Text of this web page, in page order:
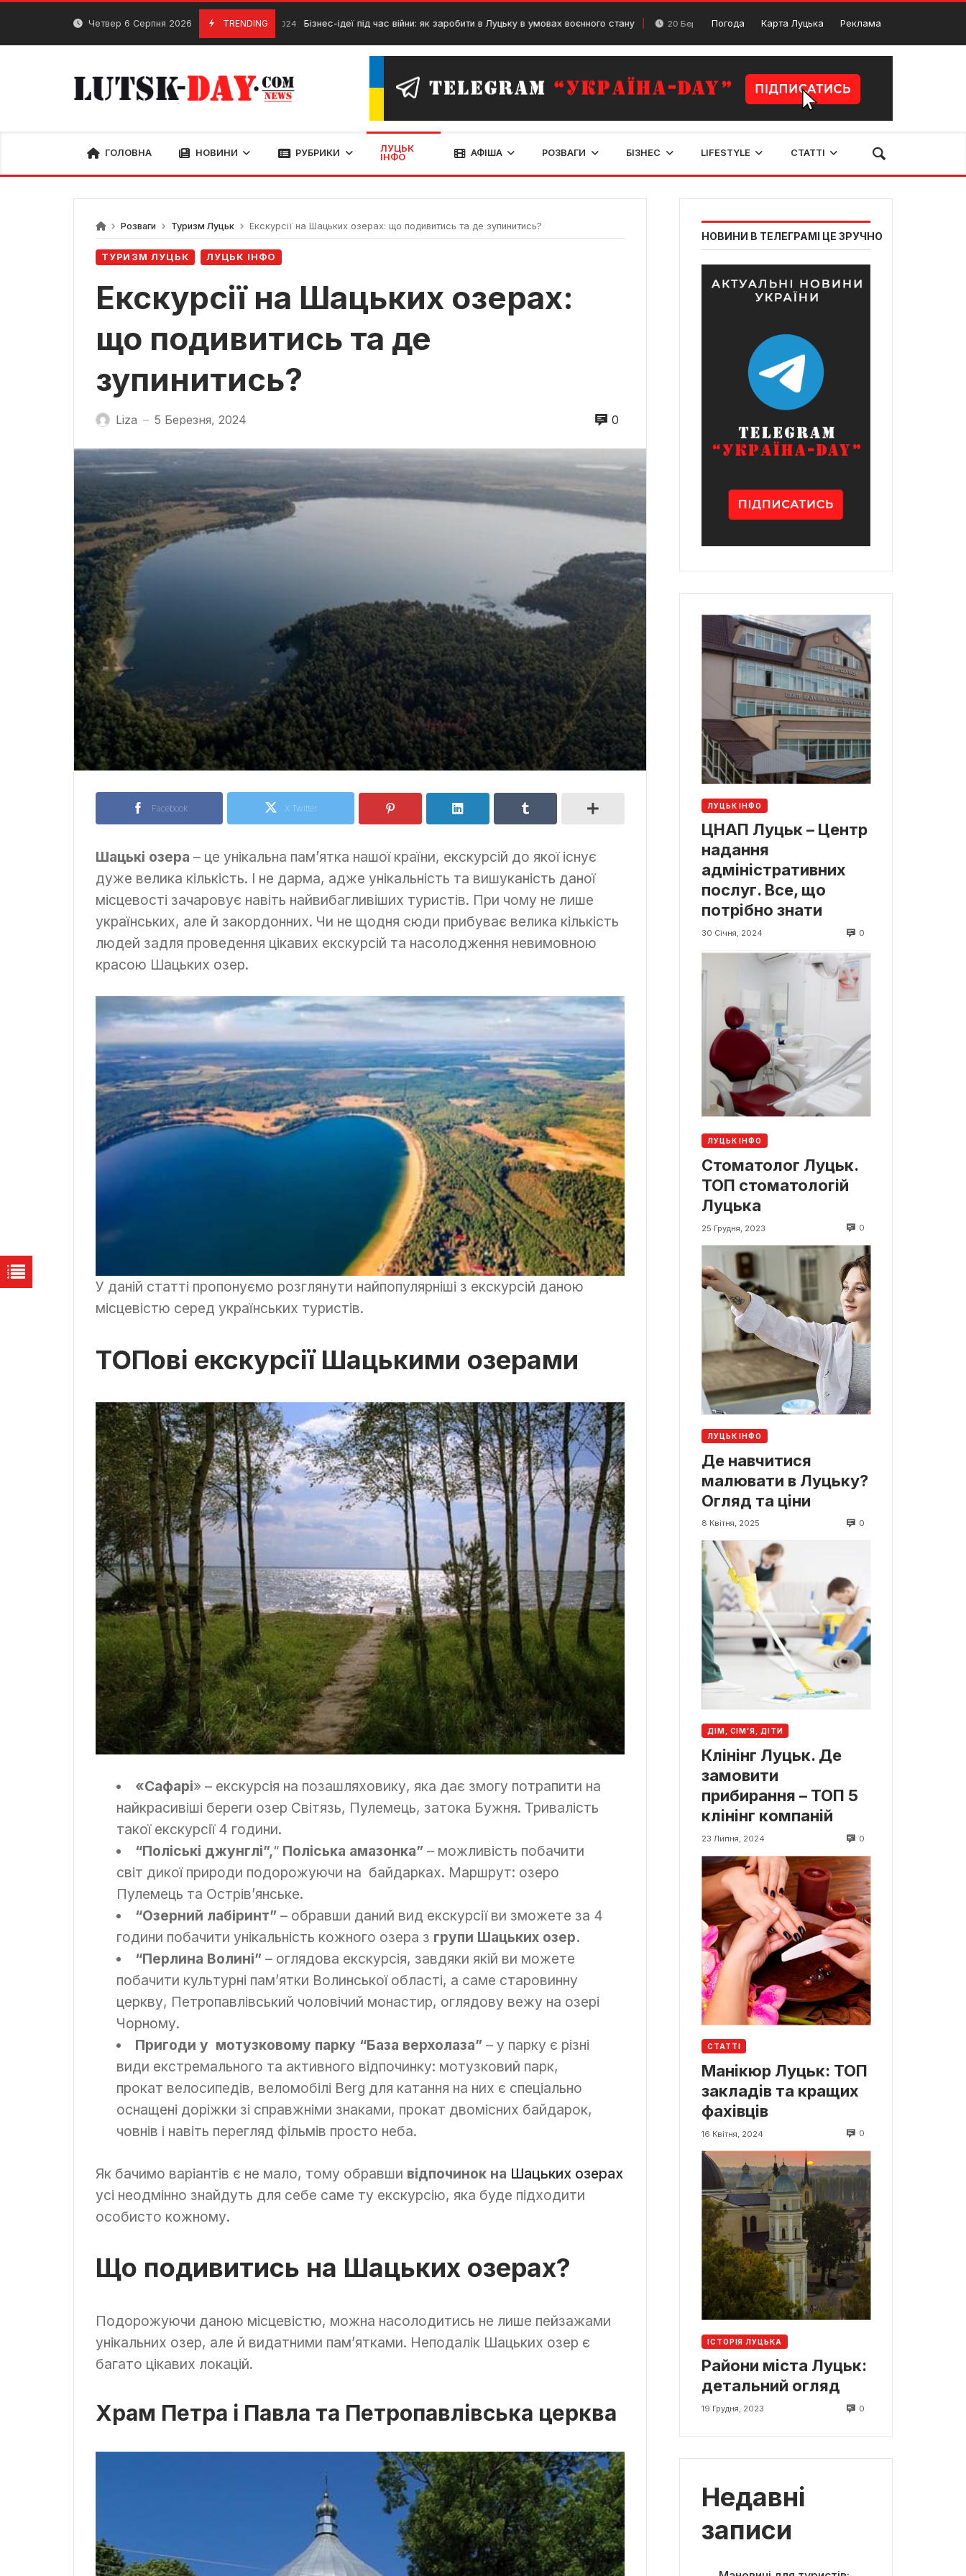
Skip
Четвер 6 Серпня 2026 TRENDING
24 Лютого, 2024 Бізнес-ідеї під час війни: як заробити в Луцьку в умовах воєнного стану 20 Березня, 2024 Поезію Ліни Костенко декламували у Берестечку
Погода Карта Луцька Реклама
ГОЛОВНА НОВИНИ РУБРИКИ
ЛУЦЬК
ІНФО
АФІША РОЗВАГИ БІЗНЕС LIFESTYLE СТАТТІ
Розваги Туризм Луцьк Екскурсії на Шацьких озерах: що подивитись та де зупинитись?
ТУРИЗМ ЛУЦЬК ЛУЦЬК ІНФО
Екскурсії на Шацьких озерах:
що подивитись та де
зупинитись?
Liza — 5 Березня, 2024 0
Facebook X Twitter
Шацькі озера – це унікальна пам’ятка нашої країни, екскурсій до якої існує
дуже велика кількість. І не дарма, адже унікальність та вишуканість даної
місцевості зачаровує навіть найвибагливіших туристів. При чому не лише
українських, але й закордонних. Чи не щодня сюди прибуває велика кількість
людей задля проведення цікавих екскурсій та насолодження невимовною
красою Шацьких озер.
У даній статті пропонуємо розглянути найпопулярніші з екскурсій даною
місцевістю серед українських туристів.
ТОПові екскурсії Шацькими озерами
«Сафарі» – екскурсія на позашляховику, яка дає змогу потрапити на
найкрасивіші береги озер Світязь, Пулемець, затока Бужня. Тривалість
такої екскурсії 4 години.
“Поліські джунглі”,“Поліська амазонка”– можливість побачити
світ дикої природи подорожуючи на байдарках. Маршрут: озеро
Пулемець та Острів’янське.
“Озерний лабіринт”– обравши даний вид екскурсії ви зможете за 4
години побачити унікальність кожного озера з групи Шацьких озер.
“Перлина Волині”– оглядова екскурсія, завдяки якій ви можете
побачити культурні пам’ятки Волинської області, а саме старовинну
церкву, Петропавлівський чоловічий монастир, оглядову вежу на озері
Чорному.
Пригоди у мотузковому парку “База верхолаза” – у парку є різні
види екстремального та активного відпочинку: мотузковий парк,
прокат велосипедів, веломобілі Berg для катання на них є спеціально
оснащені доріжки зі справжніми знаками, прокат двомісних байдарок,
човнів і навіть перегляд фільмів просто неба.
Як бачимо варіантів є не мало, тому обравши відпочинок на Шацьких озерах
усі неодмінно знайдуть для себе саме ту екскурсію, яка буде підходити
особисто кожному.
Що подивитись на Шацьких озерах?
Подорожуючи даною місцевістю, можна насолодитись не лише пейзажами
унікальних озер, але й видатними пам’ятками. Неподалік Шацьких озер є
багато цікавих локацій.
Храм Петра і Павла та Петропавлівська церква
НОВИНИ В ТЕЛЕГРАМІ ЦЕ ЗРУЧНО
ЛУЦЬК ІНФО
ЦНАП Луцьк – Центр
надання
адміністративних
послуг. Все, що
потрібно знати
30 Січня, 2024 0
ЛУЦЬК ІНФО
Стоматолог Луцьк.
ТОП стоматологій
Луцька
25 Грудня, 2023 0
ЛУЦЬК ІНФО
Де навчитися
малювати в Луцьку?
Огляд та ціни
8 Квітня, 2025 0
ДІМ, СІМ’Я, ДІТИ
Клінінг Луцьк. Де
замовити
прибирання – ТОП 5
клінінг компаній
23 Липня, 2024 0
СТАТТІ
Манікюр Луцьк: ТОП
закладів та кращих
фахівців
16 Квітня, 2024 0
ІСТОРІЯ ЛУЦЬКА
Райони міста Луцьк:
детальний огляд
19 Грудня, 2023 0
Недавні
записи